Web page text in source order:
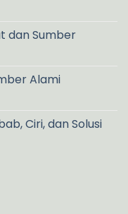
dan Sumber
Alami
Ciri, dan Solusi